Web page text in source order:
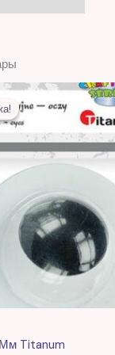
Titanum
Первоначальная
цена
MDL.
Текущая
цена:
12,00 MDL.